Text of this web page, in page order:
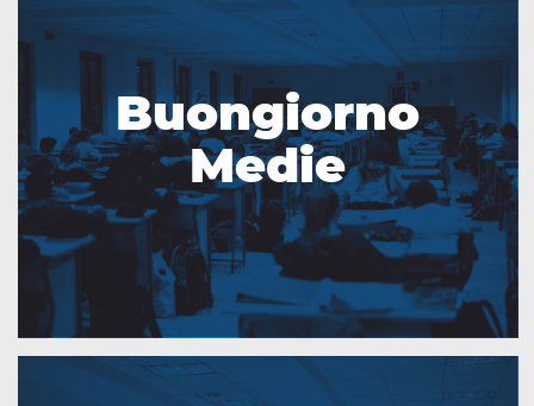
Buongiorno
Medie